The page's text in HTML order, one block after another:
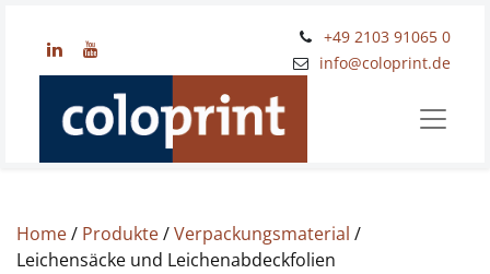
+49 2103 91065 0
​info@coloprint.de
Home/ Produkte/Verpackungsmaterial /
Leichensäcke und Leichenabdeckfolien